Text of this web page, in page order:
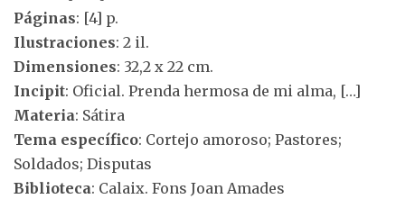
Páginas: [4] p.
Ilustraciones: 2 il.
Dimensiones: 32,2 x 22 cm.
Incipit: Oficial. Prenda hermosa de mi alma, […]
Materia: Sátira
Tema específico: Cortejo amoroso; Pastores;
Soldados; Disputas
Biblioteca: Calaix. Fons Joan Amades